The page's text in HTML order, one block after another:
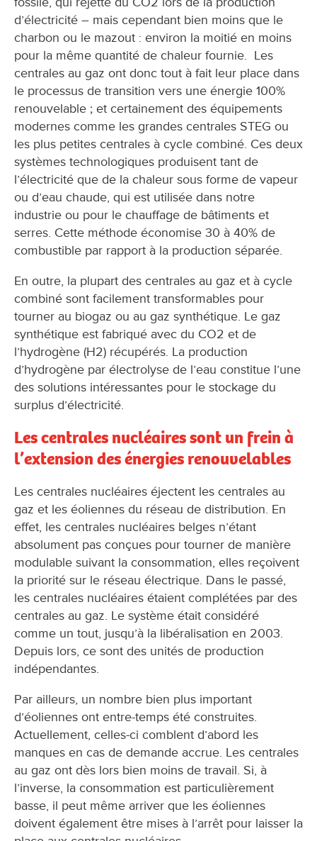
d’électricité – mais cependant bien moins que le
charbon ou le mazout : environ la moitié en moins
pour la même quantité de chaleur fournie. Les
centrales au gaz ont donc tout à fait leur place dans
le processus de transition vers une énergie 100%
renouvelable ; et certainement des équipements
modernes comme les grandes centrales STEG ou
les plus petites centrales à cycle combiné. Ces deux
systèmes technologiques produisent tant de
l’électricité que de la chaleur sous forme de vapeur
ou d’eau chaude, qui est utilisée dans notre
industrie ou pour le chauffage de bâtiments et
serres. Cette méthode économise 30 à 40% de
combustible par rapport à la production séparée.
En outre, la plupart des centrales au gaz et à cycle
combiné sont facilement transformables pour
tourner au biogaz ou au gaz synthétique. Le gaz
synthétique est fabriqué avec du CO2 et de
l’hydrogène (H2) récupérés. La production
d’hydrogène par électrolyse de l’eau constitue l’une
des solutions intéressantes pour le stockage du
surplus d’électricité.
Les centrales nucléaires sont un frein à
l’extension des énergies renouvelables
Les centrales nucléaires éjectent les centrales au
gaz et les éoliennes du réseau de distribution. En
effet, les centrales nucléaires belges n’étant
absolument pas conçues pour tourner de manière
modulable suivant la consommation, elles reçoivent
la priorité sur le réseau électrique. Dans le passé,
les centrales nucléaires étaient complétées par des
centrales au gaz. Le système était considéré
comme un tout, jusqu’à la libéralisation en 2003.
Depuis lors, ce sont des unités de production
indépendantes.
Par ailleurs, un nombre bien plus important
d’éoliennes ont entre-temps été construites.
Actuellement, celles-ci comblent d’abord les
manques en cas de demande accrue. Les centrales
au gaz ont dès lors bien moins de travail. Si, à
l’inverse, la consommation est particulièrement
basse, il peut même arriver que les éoliennes
doivent également être mises à l’arrêt pour laisser la